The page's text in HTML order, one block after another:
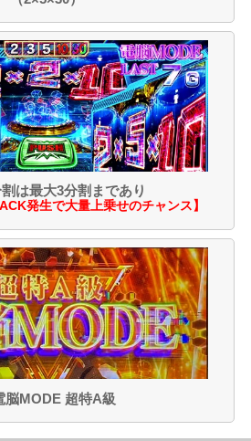
は最大3分割まであり
発生で大量上乗せのチャンス】
脳MODE 超特A級